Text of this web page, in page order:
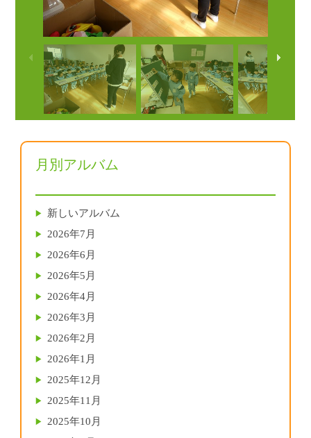
月別アルバム
新しいアルバム
2026年7月
2026年6月
2026年5月
2026年4月
2026年3月
2026年2月
2026年1月
2025年12月
2025年11月
2025年10月